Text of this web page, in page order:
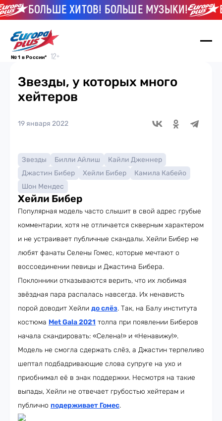
БОЛЬШЕ ХИТОВ! БОЛЬШЕ МУЗЫКИ!
№ 1 в России*
Звезды, у которых много
хейтеров
19 января 2022
Звезды Билли Айлиш
Кайли Дженнер
Джастин Бибер
Хейли Бибер
Камила Кабейо
Шон Мендес
Хейли Бибер
Популярная модель часто слышит в свой адрес грубые
комментарии, хотя не отличается скверным характером
и не устраивает публичные скандалы. Хейли Бибер не
любят фанаты Селены Гомес, которые мечтают о
воссоединении певицы и Джастина Бибера.
Поклонники отказываются верить, что их любимая
звёздная пара распалась навсегда. Их ненависть
порой доводит Хейли до слёз. Так, на Балу института
костюма Met Gala 2021 толпа при появлении Биберов
начала скандировать: «Селена!» и «Ненавижу!».
Модель не смогла сдержать слёз, а Джастин терпеливо
шептал подбадривающие слова супруге на ухо и
приобнимал её в знак поддержки. Несмотря на такие
выпады, Хейли не отвечает грубостью хейтерам и
публично подерживает Гомес.